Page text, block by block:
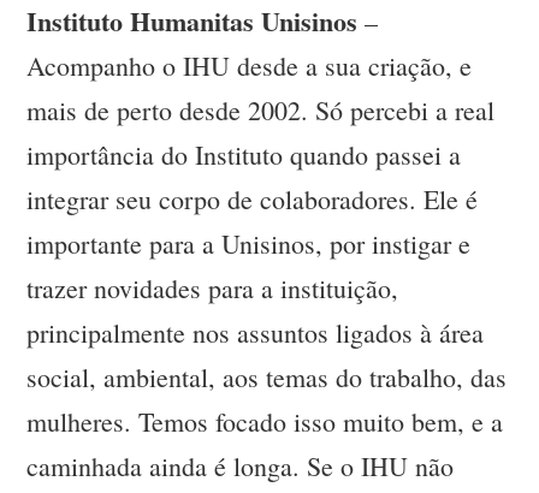
Instituto Humanitas Unisinos –
Acompanho o IHU desde a sua criação, e
mais de perto desde 2002. Só percebi a real
importância do Instituto quando passei a
integrar seu corpo de colaboradores. Ele é
importante para a Unisinos, por instigar e
trazer novidades para a instituição,
principalmente nos assuntos ligados à área
social, ambiental, aos temas do trabalho, das
mulheres. Temos focado isso muito bem, e a
caminhada ainda é longa. Se o IHU não